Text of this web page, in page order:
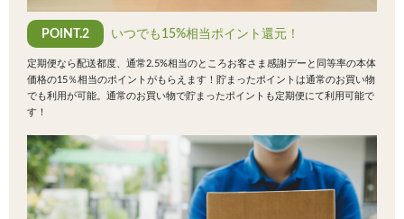
POINT.2 いつでも15%相当ポイント還元！
定期便なら配送都度、通常2.5%相当のところお客さま感謝デーと同等率の本体
価格の15％相当のポイントがもらえます！貯まったポイントは通常のお買い物
でも利用が可能。通常のお買い物で貯まったポイントも定期便にて利用可能で
す！